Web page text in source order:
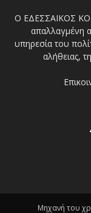
Ο ΕΔΕΣΣΑΙΚΟΣ
απαλλαγμένη
υπηρεσία του
αλήθειας,
Μηχανή του